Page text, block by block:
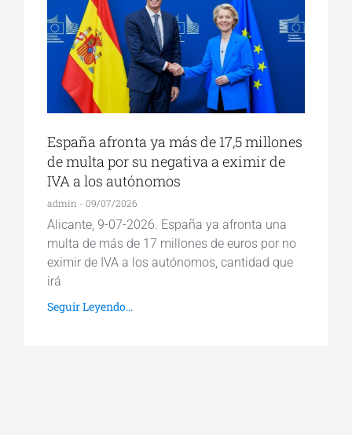
España afronta ya más de 17,5 millones
de multa por su negativa a eximir de
IVA a los autónomos
admin 09/07/2026
Alicante, 9-07-2026. España ya afronta una
multa de más de 17 millones de euros por no
eximir de IVA a los autónomos, cantidad que
irá
Seguir Leyendo...